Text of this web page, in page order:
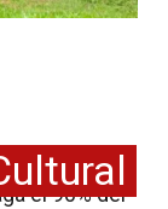
niño
el 90% del